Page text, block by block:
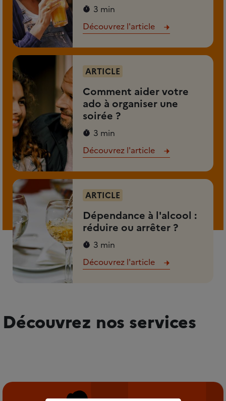
3 min
Découvrez l'article
ARTICLE
Comment aider votre
ado à organiser une
soirée ?
3 min
Découvrez l'article
ARTICLE
Dépendance à l'alcool :
réduire ou arrêter ?
3 min
Découvrez l'article
Découvrez nos services